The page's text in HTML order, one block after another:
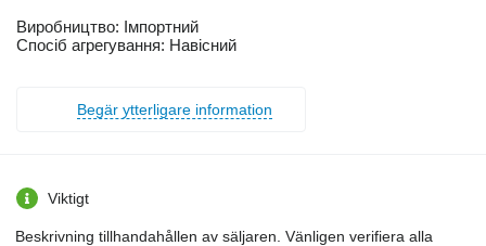
Виробництво: Імпортний
Спосіб агрегування: Навісний
Begär ytterligare information
Viktigt
Beskrivning tillhandahållen av säljaren. Vänligen verifiera alla